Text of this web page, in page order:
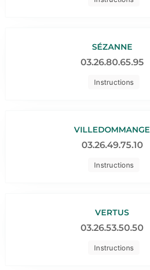
Instructions
SÉZANNE
03.26.80.65.95
Instructions
VILLEDOMMANGE
03.26.49.75.10
Instructions
VERTUS
03.26.53.50.50